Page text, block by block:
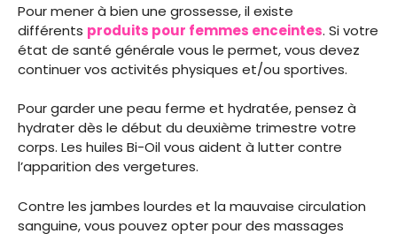
Pour mener à bien une grossesse, il existe
différents produits pour femmes enceintes. Si votre
état de santé générale vous le permet, vous devez
continuer vos activités physiques et/ou sportives.
Pour garder une peau ferme et hydratée, pensez à
hydrater dès le début du deuxième trimestre votre
corps. Les huiles Bi-Oil vous aident à lutter contre
l’apparition des vergetures.
Contre les jambes lourdes et la mauvaise circulation
sanguine, vous pouvez opter pour des massages